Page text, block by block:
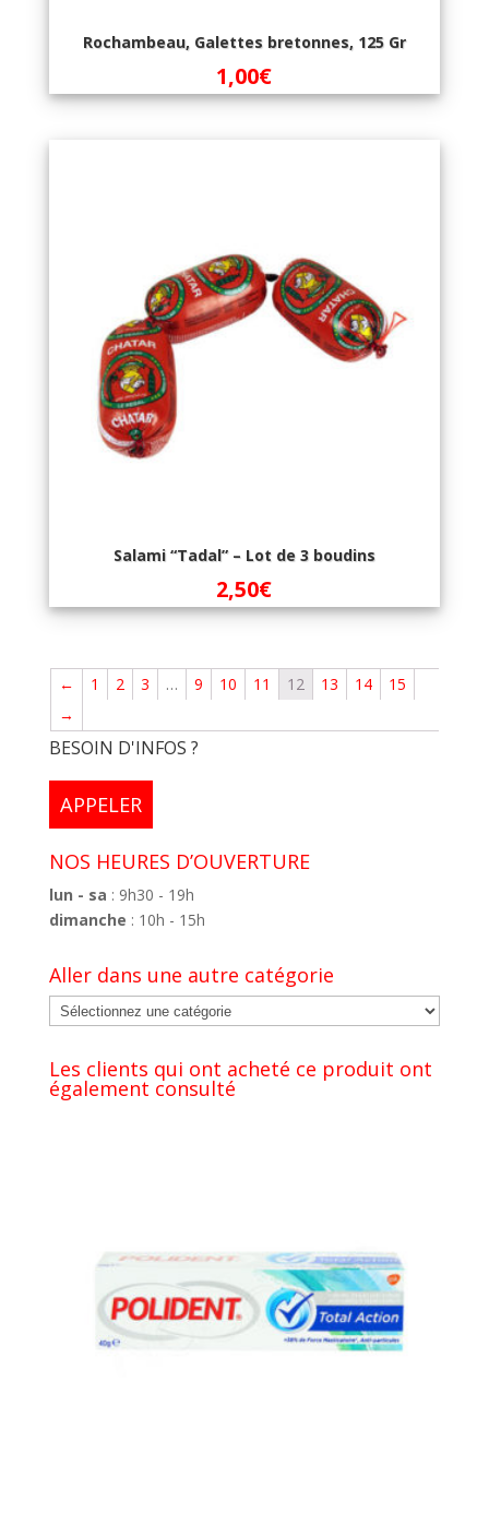
Rochambeau, Galettes bretonnes, 125 Gr
1,00€
Salami “Tadal” – Lot de 3 boudins
2,50€
← 1 2 3 … 9 10 11 12 13 14
15
→
BESOIN D'INFOS ?
APPELER
NOS HEURES D’OUVERTURE
lun - sa : 9h30 - 19h
dimanche : 10h - 15h
Aller dans une autre catégorie
Les clients qui ont acheté ce produit ont
également consulté